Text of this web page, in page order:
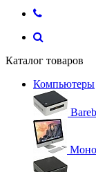
Каталог товаров
Компьютеры